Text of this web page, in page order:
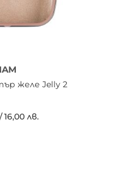
желе Jelly 2
16,00 лв.